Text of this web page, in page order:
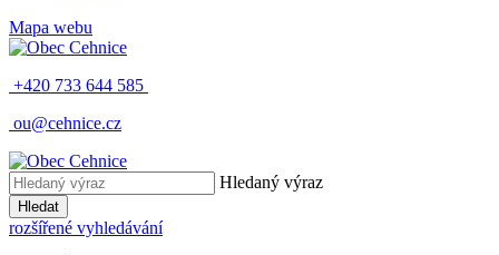
Mapa webu
+420 733 644 585
ou@cehnice.cz
Hledaný výraz
Hledat
rozšířené vyhledávání